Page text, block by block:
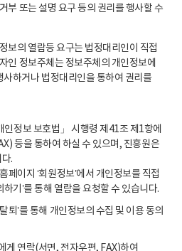
부 또는 설명 요구 등의 권리를 행사할 수
보의 열람등 요구는 법정대리인이 직접
인 정보주체는 정보주체의 개인정보에
하거나 법정대리인을 통하여 권리를
정보 보호법」 시행령 제41조 제1항에
등을 통하여 하실 수 있으며, 진흥원은
.
페이지 ‘회원정보’에서 개인정보를 직접
하기’를 통해 열람을 요청할 수 있습니다.
퇴’를 통해 개인정보의 수집 및 이용 동의
게 연락(서면, 전자우편, FAX)하여